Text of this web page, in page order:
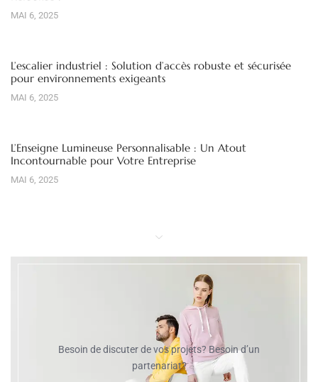
MAI 6, 2025
L’escalier industriel : Solution d’accès robuste et sécurisée
pour environnements exigeants
MAI 6, 2025
L’Enseigne Lumineuse Personnalisable : Un Atout
Incontournable pour Votre Entreprise
MAI 6, 2025
Besoin de discuter de vos projets? Besoin d’un
partenariat?